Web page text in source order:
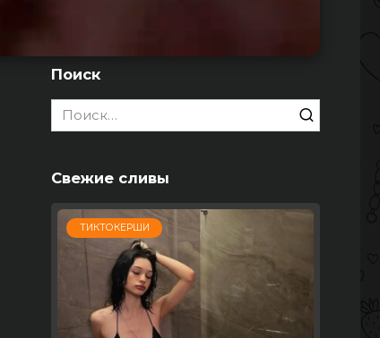
Поиск
Search
for:
Свежие сливы
ТИКТОКЕРШИ